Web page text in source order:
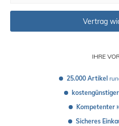
IHRE
25.000 Artikel
kostengünstiger
Kompetenter
Sicheres
Vertrag